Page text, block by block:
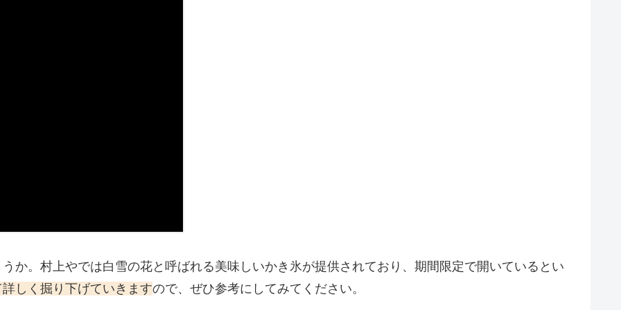
か。村上やでは白雪の花と呼ばれる美味しいかき氷が提供されており、期間限定で開いているとい
しく掘り下げていきますので、ぜひ参考にしてみてください。